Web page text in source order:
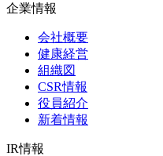
企業情報
会社概要
健康経営
組織図
CSR情報
役員紹介
新着情報
IR情報